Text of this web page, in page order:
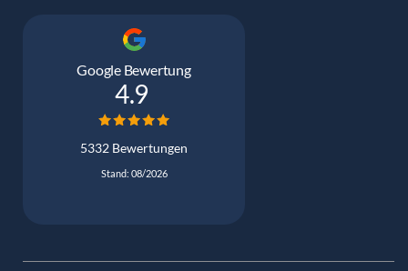
Google Bewertung
4.9
5332 Bewertungen
Stand: 08/2026